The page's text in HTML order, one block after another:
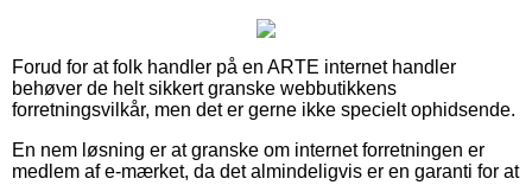
Forud for at folk handler på en ARTE internet handler
behøver de helt sikkert granske webbutikkens
forretningsvilkår, men det er gerne ikke specielt ophidsende.
En nem løsning er at granske om internet forretningen er
medlem af e-mærket, da det almindeligvis er en garanti for at